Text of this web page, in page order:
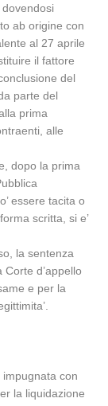
ab origine con
al 27 aprile
il fattore
del
parte del
prima
alle
dopo la prima
essere tacita o
scritta, si e’
la sentenza
d’appello
e per la
con
la liquidazione